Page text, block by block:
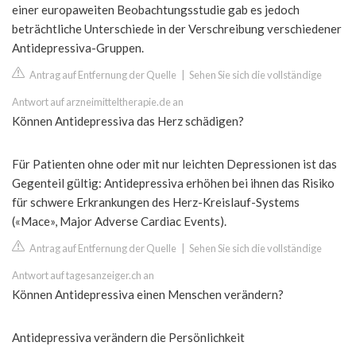
einer europaweiten Beobachtungsstudie gab es jedoch
beträchtliche Unterschiede in der Verschreibung verschiedener
Antidepressiva-Gruppen.
Antrag auf Entfernung der Quelle Sehen Sie sich die vollständige
Antwort auf arzneimitteltherapie.de an
Können Antidepressiva das Herz schädigen?
Für Patienten ohne oder mit nur leichten Depressionen ist das
Gegenteil gültig: Antidepressiva erhöhen bei ihnen das Risiko
für schwere Erkrankungen des Herz-Kreislauf-Systems
(«Mace», Major Adverse Cardiac Events).
Antrag auf Entfernung der Quelle Sehen Sie sich die vollständige
Antwort auf tagesanzeiger.ch an
Können Antidepressiva einen Menschen verändern?
Antidepressiva verändern die Persönlichkeit